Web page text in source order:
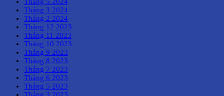
Tháng 5 2024
Tháng 3 2024
Tháng 2 2024
Tháng 12 2023
Tháng 11 2023
Tháng 10 2023
Tháng 9 2023
Tháng 8 2023
Tháng 7 2023
Tháng 6 2023
Tháng 5 2023